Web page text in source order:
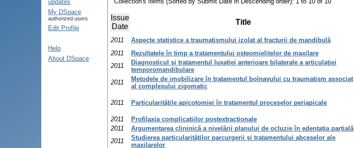
updates
My DSpace
authorized users
Edit Profile
Help
About DSpace
Issue
Date
Title
2011 Aspecte statistice a traumatismului izolat al fracturii de mandibulă
2011
Rezultatele în timp a tratamentului osteomielitelor de maxilare
2011
Diagnosticul şi tratamentul luxaţiei anterioare bilaterale a articulaţiei
temporomandibulare
2011
Metodele de imobilizare în tratamentul bolnavului cu traumatism associat
al complexului zigomatic
2011 Particularităţile apicotomiei în tratamentul proceselor periapicale
2011
Profilaxia complicaţiilor postextracţionale
2011
Argumentarea clininică a nivelării planului de ocluzie în edentaţia parţială
2011
Studierea particularităţilor parcurgerii şi tratamentului abceselor ale
maxilarelor